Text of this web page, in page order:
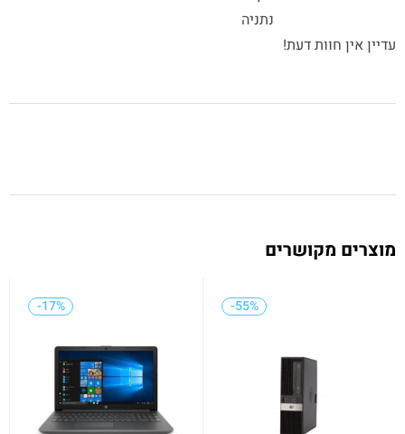
נתניה
עדיין אין חוות דעת!
מוצרים מקושרים
-55%
-17%